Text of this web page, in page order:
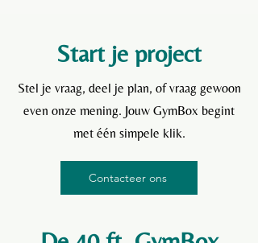
Start je project
Stel je vraag, deel je plan, of vraag gewoon
even onze mening. Jouw GymBox begint
met één simpele klik.
Contacteer ons